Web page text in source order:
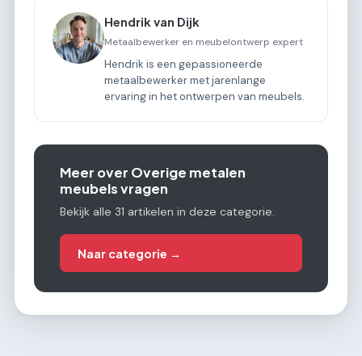
Hendrik van Dijk
Metaalbewerker en meubelontwerp expert
Hendrik is een gepassioneerde
metaalbewerker met jarenlange
ervaring in het ontwerpen van meubels.
Meer over Overige metalen
meubels vragen
Bekijk alle 31 artikelen in deze categorie.
Naar categorie →